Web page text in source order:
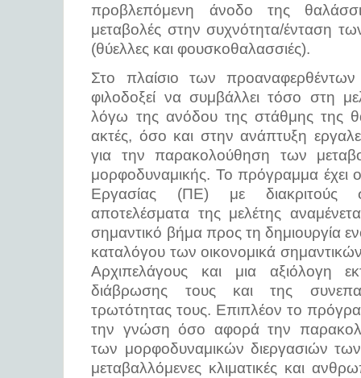
προβλεπόμενη άνοδο της
μεταβολές στην συχνότητα/ένταση
(θύελλες και φουσκοθαλασσιές).
Στο πλαίσιο των
φιλοδοξεί να συμβάλλει τόσο στη
λόγω της ανόδου της στάθμης της
ακτές, όσο και στην ανάπτυξη
για την παρακολούθηση των
μορφοδυναμικής. Το πρόγραμμα έχει
Εργασίας (ΠΕ) με διακριτούς
αποτελέσματα της μελέτης
σημαντικό βήμα προς τη δημιουργία
καταλόγου των οικονομικά
Αρχιπελάγους και μια αξιόλογη
διάβρωσης τους και της
τρωτότητας τους. Επιπλέον το
την γνώση όσο αφορά την
των μορφοδυναμικών διεργασιών
μεταβαλλόμενες κλιματικές και